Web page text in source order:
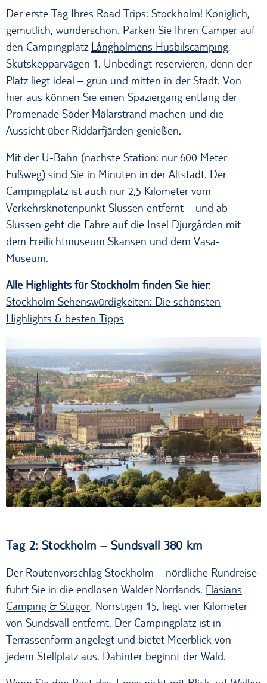
Der erste Tag Ihres Road Trips: Stockholm! Königlich,
gemütlich, wunderschön. Parken Sie Ihren Camper auf
den Campingplatz Långholmens Husbilscamping,
Skutskepparvägen 1. Unbedingt reservieren, denn der
Platz liegt ideal – grün und mitten in der Stadt. Von
hier aus können Sie einen Spaziergang entlang der
Promenade Söder Mälarstrand machen und die
Aussicht über Riddarfjärden genießen.
Mit der U-Bahn (nächste Station: nur 600 Meter
Fußweg) sind Sie in Minuten in der Altstadt. Der
Campingplatz ist auch nur 2,5 Kilometer vom
Verkehrsknotenpunkt Slussen entfernt – und ab
Slussen geht die Fähre auf die Insel Djurgården mit
dem Freilichtmuseum Skansen und dem Vasa-
Museum.
Alle Highlights für Stockholm finden Sie hier:
Stockholm Sehenswürdigkeiten: Die schönsten
Highlights & besten Tipps
Königlicher Palast Stockholm
Tag 2: Stockholm – Sundsvall 380 km
Der Routenvorschlag Stockholm – nördliche Rundreise
führt Sie in die endlosen Wälder Norrlands. Fläsians
Camping & Stugor, Norrstigen 15, liegt vier Kilometer
von Sundsvall entfernt. Der Campingplatz ist in
Terrassenform angelegt und bietet Meerblick von
jedem Stellplatz aus. Dahinter beginnt der Wald.